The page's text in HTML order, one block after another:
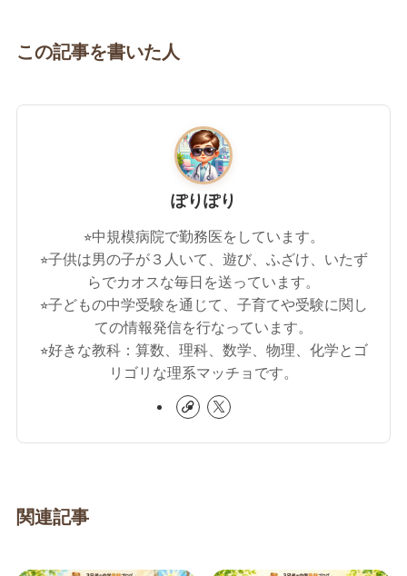
この記事を書いた人
ぽりぽり
⭐︎中規模病院で勤務医をしています。
⭐︎子供は男の子が３人いて、遊び、ふざけ、いたず
らでカオスな毎日を送っています。
⭐︎子どもの中学受験を通じて、子育てや受験に関し
ての情報発信を行なっています。
⭐︎好きな教科：算数、理科、数学、物理、化学とゴ
リゴリな理系マッチョです。
関連記事